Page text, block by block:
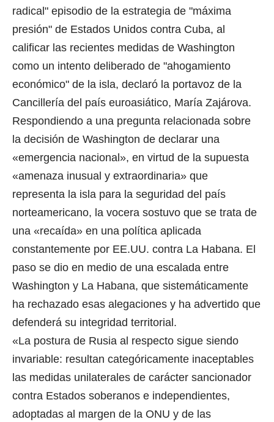
radical" episodio de la estrategia de "máxima
presión" de Estados Unidos contra Cuba, al
calificar las recientes medidas de Washington
como un intento deliberado de "ahogamiento
económico" de la isla, declaró la portavoz de la
Cancillería del país euroasiático, María Zajárova.
Respondiendo a una pregunta relacionada sobre
la decisión de Washington de declarar una
«emergencia nacional», en virtud de la supuesta
«amenaza inusual y extraordinaria» que
representa la isla para la seguridad del país
norteamericano, la vocera sostuvo que se trata de
una «recaída» en una política aplicada
constantemente por EE.UU. contra La Habana. El
paso se dio en medio de una escalada entre
Washington y La Habana, que sistemáticamente
ha rechazado esas alegaciones y ha advertido que
defenderá su integridad territorial.
«La postura de Rusia al respecto sigue siendo
invariable: resultan categóricamente inaceptables
las medidas unilaterales de carácter sancionador
contra Estados soberanos e independientes,
adoptadas al margen de la ONU y de las